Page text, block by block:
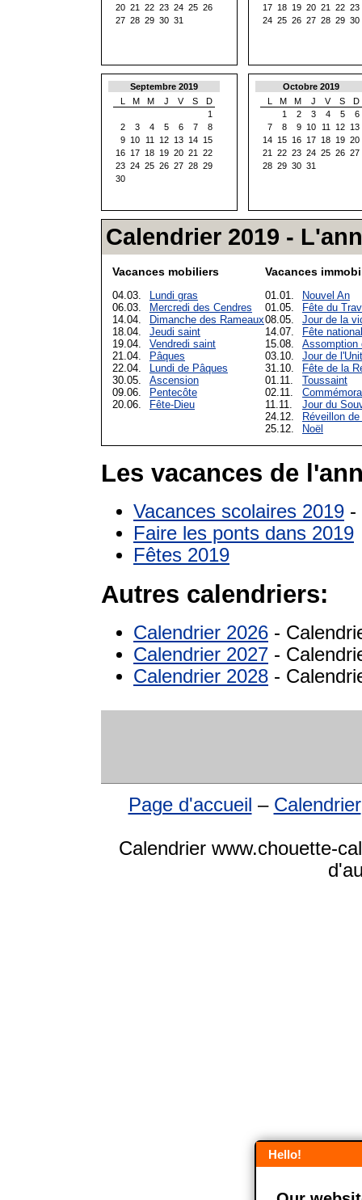
20 21 22 23 24 25 26
27 28 29 30 31
17 18 19 20 21 22 23
24 25 26 27 28 29 30
Septembre 2019
L
M M J V S
D
1
2
3 4 5 6 7
8
9 10 11 12 13 14 15
16 17 18 19 20 21
22
23 24 25 26 27 28 29
30
Octobre 2019
L
M M J V S
D
1
2 3 4 5
6
7
8 9 10 11 12 13
14 15 16 17 18 19 20
21
22 23 24 25 26 27
28 29 30 31
Calendrier 2019 -
Vacances mobiliers
04.03.
Lundi gras
06.03.
Mercredi des Cendres
14.04.
Dimanche des Rameaux
18.04.
Jeudi saint
19.04.
Vendredi saint
21.04.
Pâques
22.04.
Lundi de Pâques
30.05.
Ascension
09.06.
Pentecôte
20.06.
Fête-Dieu
Vacances
01.01.
Nouvel An
01.05.
Fête du
08.05.
Jour de la
14.07.
Fête
15.08.
Assomption
03.10.
Jour de
31.10.
Fête de la
01.11.
Toussaint
02.11.
11.11.
Jour du
24.12.
Réveillon
25.12.
Noël
Les vacances de
Vacances scolaires 2019 -
Faire les ponts dans 2019
Fêtes 2019
Autres calendriers:
Calendrier 2026 -
Calendrier 2027 -
Calendrier 2028 -
Page d'accueil – Calendrier
Calendrier www.chouette-
Hello!